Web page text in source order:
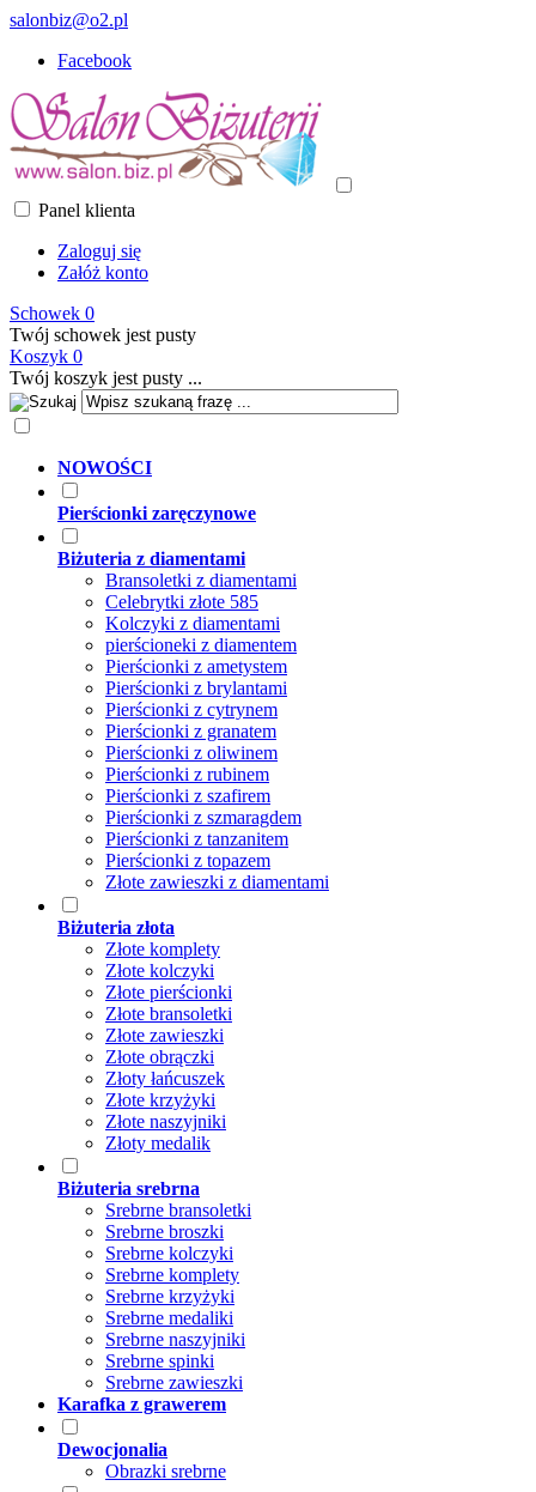
salonbiz@o2.pl
Facebook
Panel klienta
Zaloguj się
Załóż konto
Schowek 0
Twój schowek jest pusty
Koszyk 0
Twój koszyk jest pusty ...
NOWOŚCI
Pierścionki zaręczynowe
Biżuteria z diamentami
Bransoletki z diamentami
Celebrytki złote 585
Kolczyki z diamentami
pierścioneki z diamentem
Pierścionki z ametystem
Pierścionki z brylantami
Pierścionki z cytrynem
Pierścionki z granatem
Pierścionki z oliwinem
Pierścionki z rubinem
Pierścionki z szafirem
Pierścionki z szmaragdem
Pierścionki z tanzanitem
Pierścionki z topazem
Złote zawieszki z diamentami
Biżuteria złota
Złote komplety
Złote kolczyki
Złote pierścionki
Złote bransoletki
Złote zawieszki
Złote obrączki
Złoty łańcuszek
Złote krzyżyki
Złote naszyjniki
Złoty medalik
Biżuteria srebrna
Srebrne bransoletki
Srebrne broszki
Srebrne kolczyki
Srebrne komplety
Srebrne krzyżyki
Srebrne medaliki
Srebrne naszyjniki
Srebrne spinki
Srebrne zawieszki
Karafka z grawerem
Dewocjonalia
Obrazki srebrne